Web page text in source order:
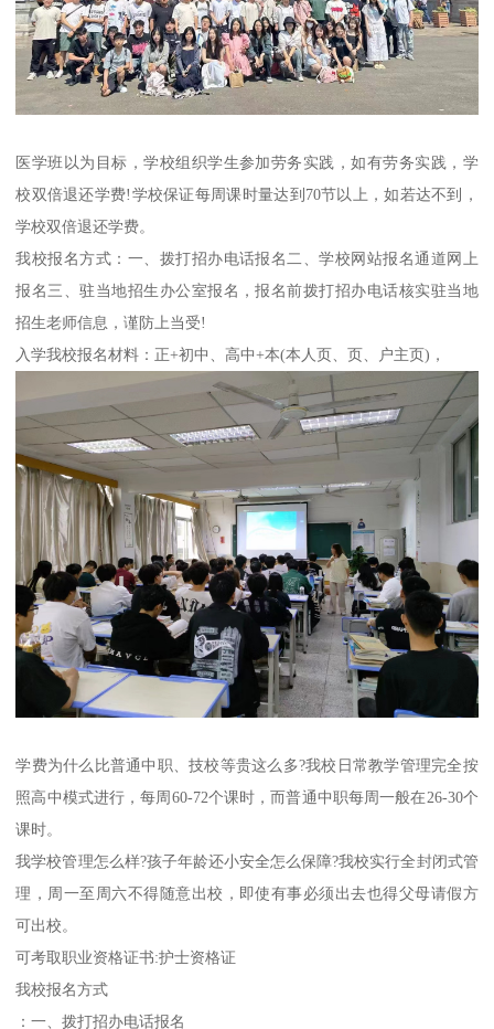
医学班以为目标，学校组织学生参加劳务实践，如有劳务实践，学
校双倍退还学费!学校保证每周课时量达到70节以上，如若达不到，
学校双倍退还学费。
我校报名方式：一、拨打招办电话报名二、学校网站报名通道网上
报名三、驻当地招生办公室报名，报名前拨打招办电话核实驻当地
招生老师信息，谨防上当受!
入学我校报名材料：正+初中、高中+本(本人页、页、户主页)，
学费为什么比普通中职、技校等贵这么多?我校日常教学管理完全按
照高中模式进行，每周60-72个课时，而普通中职每周一般在26-30个
课时。
我学校管理怎么样?孩子年龄还小安全怎么保障?我校实行全封闭式管
理，周一至周六不得随意出校，即使有事必须出去也得父母请假方
可出校。
可考取职业资格证书:护士资格证
我校报名方式
：一、拨打招办电话报名